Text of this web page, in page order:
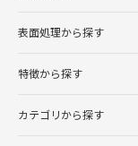
表面処理から探す
特徴から探す
カテゴリから探す